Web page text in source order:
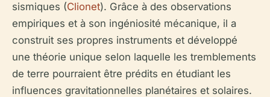
sismiques (Clionet). Grâce à des observations
empiriques et à son ingéniosité mécanique, il a
construit ses propres instruments et développé
une théorie unique selon laquelle les tremblements
de terre pourraient être prédits en étudiant les
influences gravitationnelles planétaires et solaires.